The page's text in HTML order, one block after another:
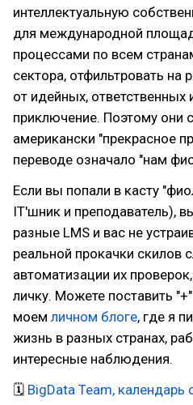
интеллектуальную
для международной
процессами по всем
сектора, отфильтровать на
от идейных,
приключение. Поэтому они
американски "прекрасное
переводе означало "нам
Если вы попали в касту
IT'шник и преподаватель),
разные LMS и вас не
реальной прокачки скилов
автоматизации их
личку. Можете поставить
моем личном блоге, где я
жизнь в разных странах,
интересные наблюдения.
🗓 BigData Team, календарь